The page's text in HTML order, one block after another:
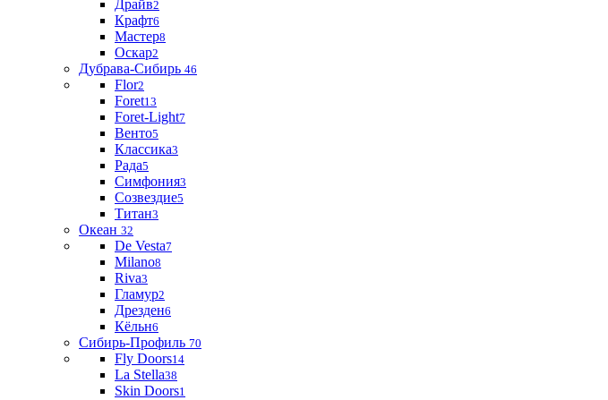
Драйв2
Крафт6
Мастер8
Оскар2
Дубрава-Сибирь 46
Flor2
Foret13
Foret-Light7
Венто5
Классика3
Рада5
Симфония3
Созвездие5
Титан3
Океан 32
De Vesta7
Milano8
Riva3
Гламур2
Дрезден6
Кёльн6
Сибирь-Профиль 70
Fly Doors14
La Stella38
Skin Doors1